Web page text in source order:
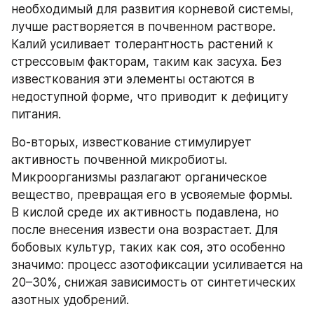
необходимый для развития корневой системы,
лучше растворяется в почвенном растворе.
Калий усиливает толерантность растений к
стрессовым факторам, таким как засуха. Без
известкования эти элементы остаются в
недоступной форме, что приводит к дефициту
питания.
Во-вторых, известкование стимулирует
активность почвенной микробиоты.
Микроорганизмы разлагают органическое
вещество, превращая его в усвояемые формы.
В кислой среде их активность подавлена, но
после внесения извести она возрастает. Для
бобовых культур, таких как соя, это особенно
значимо: процесс азотофиксации усиливается на
20–30%, снижая зависимость от синтетических
азотных удобрений.